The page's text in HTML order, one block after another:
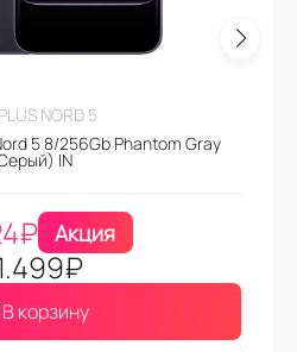
NORD 5
5 8/256Gb Phantom Gray
IN
₽ Акция
₽
В корзину